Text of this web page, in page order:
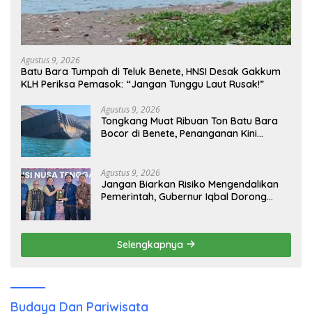
Agustus 9, 2026
Batu Bara Tumpah di Teluk Benete, HNSI Desak Gakkum
KLH Periksa Pemasok: “Jangan Tunggu Laut Rusak!”
Agustus 9, 2026
Tongkang Muat Ribuan Ton Batu Bara
Bocor di Benete, Penanganan Kini
Agustus 9, 2026
Jangan Biarkan Risiko Mengendalikan
Pemerintah, Gubernur Iqbal Dorong
Selengkapnya
Budaya Dan Pariwisata